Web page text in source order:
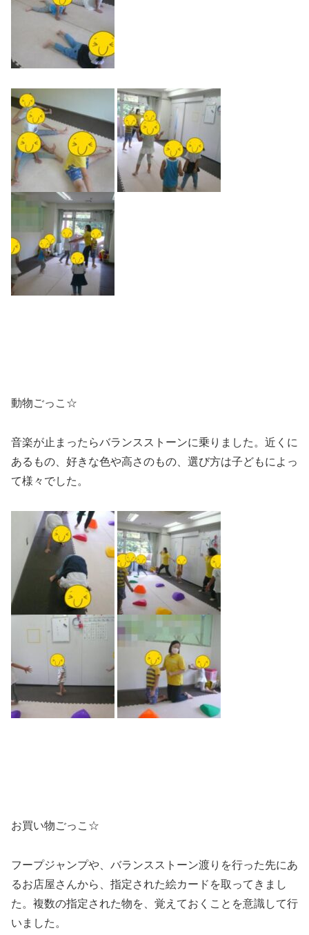
動物ごっこ☆
音楽が止まったらバランスストーンに乗りました。近くに
あるもの、好きな色や高さのもの、選び方は子どもによっ
て様々でした。
お買い物ごっこ☆
フープジャンプや、バランスストーン渡りを行った先にあ
るお店屋さんから、指定された絵カードを取ってきまし
た。複数の指定された物を、覚えておくことを意識して行
いました。